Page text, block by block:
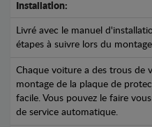
Installation:
Livré avec le manuel
étapes à suivre lors du
Chaque voiture a des trous de
montage de la plaque de
facile. Vous pouvez le faire
de service automatique.